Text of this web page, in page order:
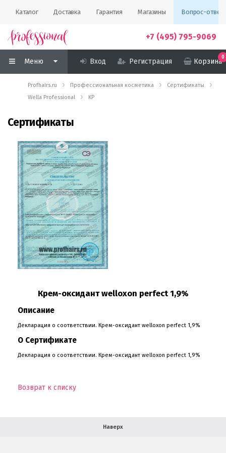
Каталог Доставка Гарантия Магазины Вопрос-ответ
+7 (495) 795-9069
Меню Вход Регистрация Корзина
0
Profhairs.ru Профессиональная косметика
Сертификаты
Wella Professional
KP
Сертификаты
Крем-оксидант welloxon perfect 1,9%
Описание
Декларация о соответствии. Крем-оксидант welloxon perfect 1,9%
О Сертификате
Декларация о соответствии. Крем-оксидант welloxon perfect 1,9%
Возврат к списку
Наверх
О компании
Контактная информация
Доставка
Как купить